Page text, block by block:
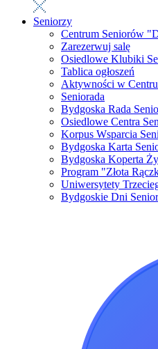
Seniorzy
Centrum Seniorów
Zarezerwuj salę
Osiedlowe Klubiki
Tablica ogłoszeń
Aktywności w
Seniorada
Bydgoska Rada
Osiedlowe Centra
Korpus Wsparcia
Bydgoska Karta
Bydgoska Koperta
Program "Złota
Uniwersytety
Bydgoskie Dni